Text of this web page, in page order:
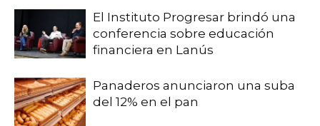
El Instituto Progresar brindó una
conferencia sobre educación
financiera en Lanús
Panaderos anunciaron una suba
del 12% en el pan